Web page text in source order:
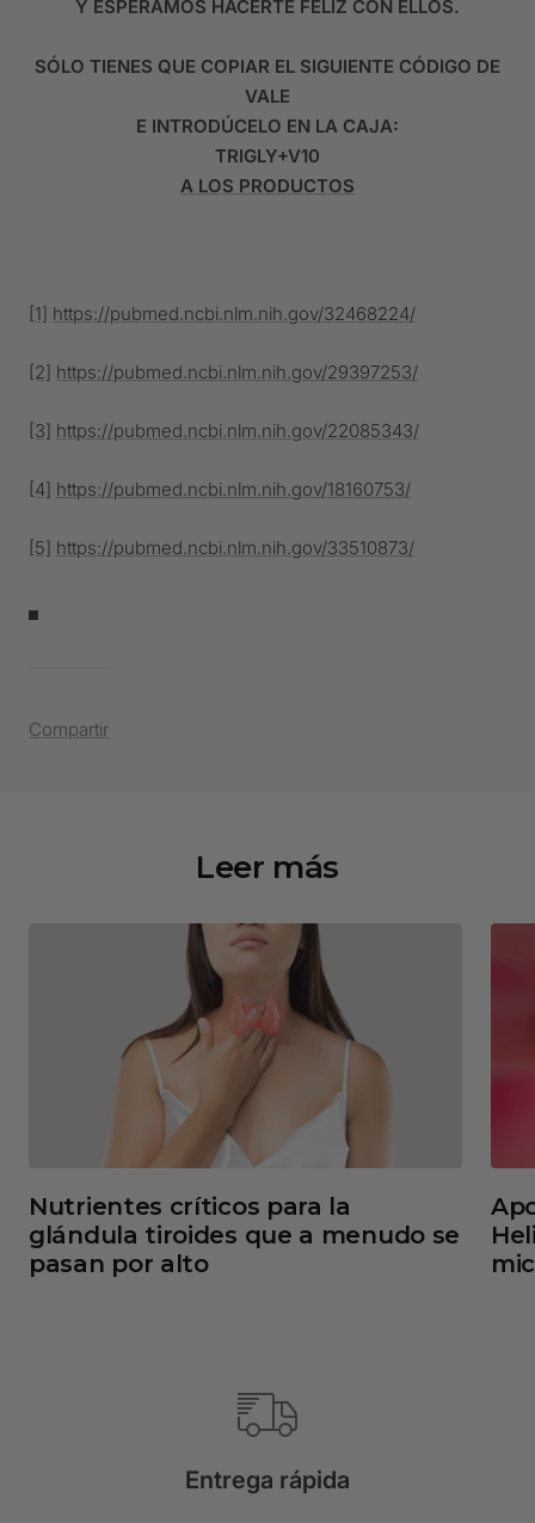
Compartir
Y ESPERAMOS HACERTE FELIZ CON ELLOS.
SÓLO TIENES QUE COPIAR EL SIGUIENTE CÓDIGO DE
VALE
E INTRODÚCELO EN LA CAJA:
TRIGLY+V10
A LOS PRODUCTOS
[1] https://pubmed.ncbi.nlm.nih.gov/32468224/
[2] https://pubmed.ncbi.nlm.nih.gov/29397253/
[3] https://pubmed.ncbi.nlm.nih.gov/22085343/
[4] https://pubmed.ncbi.nlm.nih.gov/18160753/
[5] https://pubmed.ncbi.nlm.nih.gov/33510873/
Leer más
Nutrientes críticos para la
glándula tiroides que a menudo se
pasan por alto
Entrega rápida